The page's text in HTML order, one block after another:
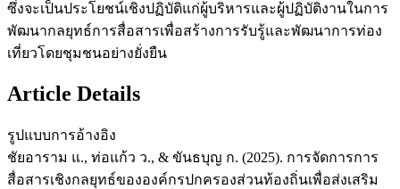
ซึ่งจะเป็นประโยชน์เชิงปฏิบัติแก่ผู้บริหารและผู้ปฏิบัติงานในการ
พัฒนากลยุทธ์การสื่อสารเพื่อสร้างการรับรู้และพัฒนาการท่อง
เที่ยวโดยชุมชนอย่างยั่งยืน
Article Details
รูปแบบการอ้างอิง
ชัยอาราม แ., ท่อแก้ว ว., & ขันธบุญ ก. (2025). การจัดการการ
สื่อสารเชิงกลยุทธ์ขององค์กรปกครองส่วนท้องถิ่นเพื่อส่งเสริม